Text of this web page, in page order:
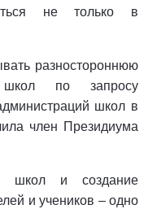
не только в
разностороннюю
школ по запросу
школ в
член Президиума
школ и создание
и учеников – одно